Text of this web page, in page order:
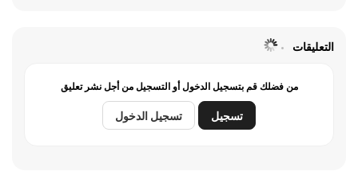
التعليقات
من فضلك قم بتسجيل الدخول أو التسجيل من أجل نشر تعليق
تسجيل تسجيل الدخول